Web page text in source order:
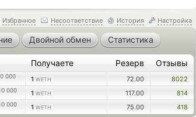
Избранное Несоответствие История Настройка
Двойной обмен Статистика
Получаете Резерв Отзывы
000 1 WETH 72.00
8022
000 1 WETH 117.00
814
000 1 WETH 75.00 418